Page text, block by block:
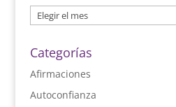
Archivos
Categorías
Afirmaciones
Autoconfianza